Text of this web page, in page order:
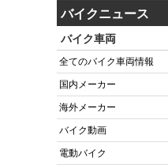
バイクニュース
バイク車両
全てのバイク車両情報
国内メーカー
海外メーカー
バイク動画
電動バイク